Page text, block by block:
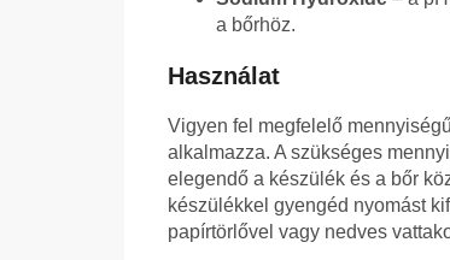
a bőrhöz.
Használat
Vigyen fel megfelelő
alkalmazza. A szükséges
elegendő a készülék és a bőr
készülékkel gyengéd nyomást
papírtörlővel vagy nedves